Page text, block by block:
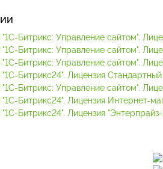
Битрикс: Управление сайтом".
Битрикс: Управление сайтом".
Битрикс: Управление сайтом".
Битрикс24". Лицензия Стандартный
Битрикс: Управление сайтом".
Битрикс24". Лицензия Интернет-
Битрикс24". Лицензия